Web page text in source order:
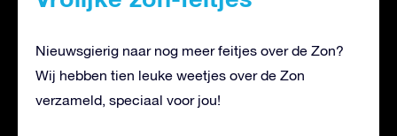
Nieuwsgierig naar nog meer feitjes over de Zon?
Wij hebben tien leuke weetjes over de Zon
verzameld, speciaal voor jou!